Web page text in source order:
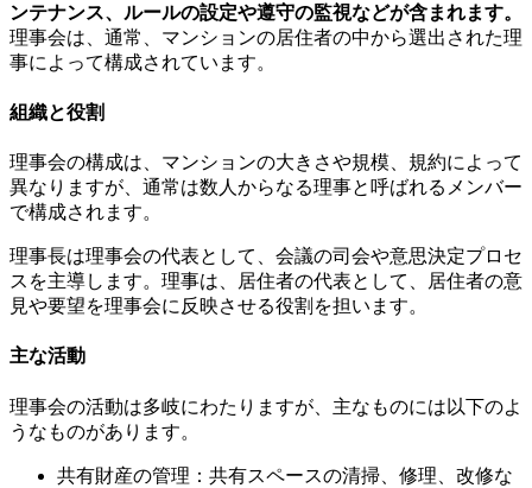
ンテナンス、ルールの設定や遵守の監視などが含まれます。
理事会は、通常、マンションの居住者の中から選出された理
事によって構成されています。
組織と役割
理事会の構成は、マンションの大きさや規模、規約によって
異なりますが、通常は数人からなる理事と呼ばれるメンバー
で構成されます。
理事長は理事会の代表として、会議の司会や意思決定プロセ
スを主導します。理事は、居住者の代表として、居住者の意
見や要望を理事会に反映させる役割を担います。
主な活動
理事会の活動は多岐にわたりますが、主なものには以下のよ
うなものがあります。
共有財産の管理：共有スペースの清掃、修理、改修な